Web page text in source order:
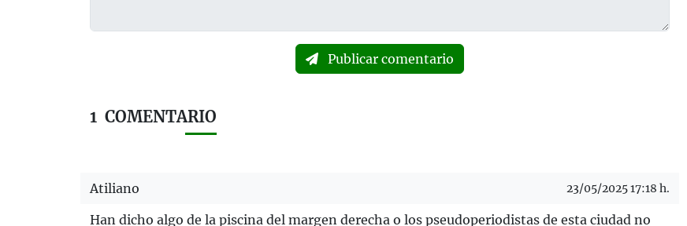
Publicar comentario
1 COMENTARIO
Atiliano 23/05/2025 17:18 h.
Han dicho algo de la piscina del margen derecha o los pseudoperiodistas de esta ciudad no